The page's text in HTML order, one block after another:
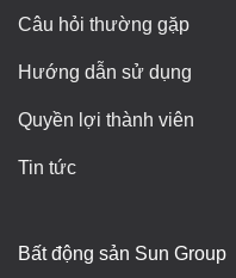
Câu hỏi thường gặp
Hướng dẫn sử dụng
Quyền lợi thành viên
Tin tức
Bất động sản Sun Group